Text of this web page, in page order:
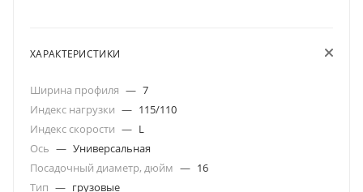
ХАРАКТЕРИСТИКИ
Ширина профиля — 7
Индекс нагрузки — 115/110
Индекс скорости — L
Ось — Универсальная
Посадочный диаметр, дюйм — 16
Тип — грузовые